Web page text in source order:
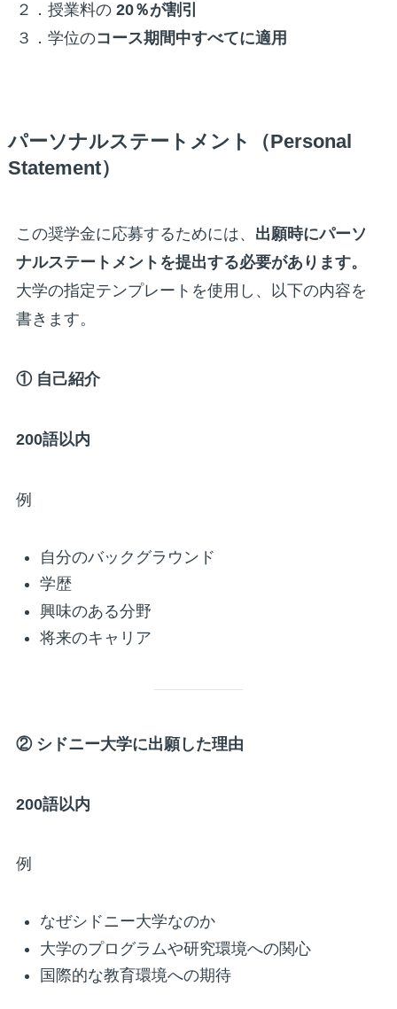
２．授業料の 20％が割引
３．学位のコース期間中すべてに適用
パーソナルステートメント（Personal
Statement）
この奨学金に応募するためには、 出願時にパーソ
ナルステートメントを提出する必要があります。
大学の指定テンプレートを使用し、以下の内容を
書きます。
① 自己紹介
200語以内
例
自分のバックグラウンド
学歴
興味のある分野
将来のキャリア
② シドニー大学に出願した理由
200語以内
例
なぜシドニー大学なのか
大学のプログラムや研究環境への関心
国際的な教育環境への期待